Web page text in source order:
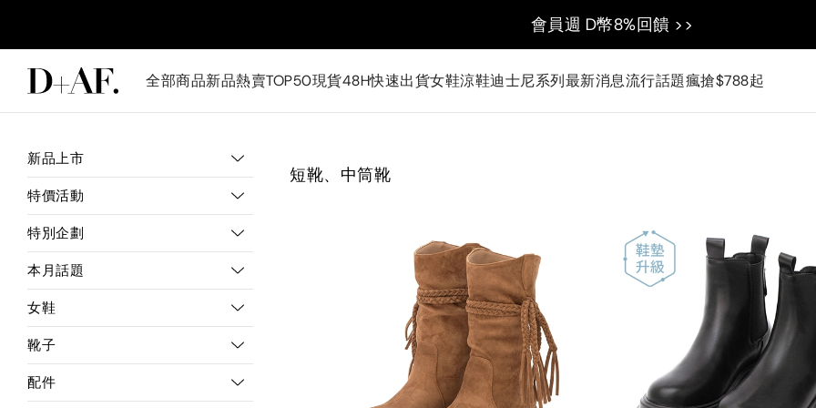
會員週 D幣8%回饋 >>
全部商品新品熱賣TOP50現貨48H快速出貨女鞋涼鞋迪士尼系列最新消息流行話題瘋搶$788起
新品上市
特價活動
特別企劃
本月話題
女鞋
靴子
配件
短靴、中筒靴